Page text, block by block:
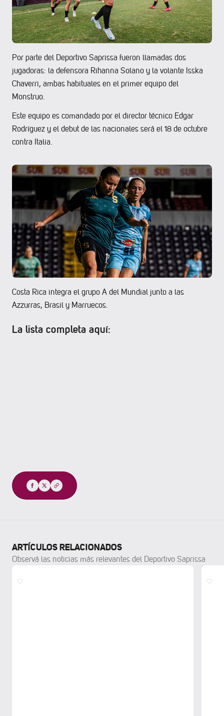
Por parte del Deportivo Saprissa fueron llamadas dos
jugadoras: la defensora Rihanna Solano y la volante Isska
Chaverri, ambas habituales en el primer equipo del
Monstruo.
Este equipo es comandado por el director técnico Edgar
Rodríguez y el debut de las nacionales será el 18 de octubre
contra Italia.
Costa Rica integra el grupo A del Mundial junto a las
Azzurras, Brasil y Marruecos.
La lista completa aquí:
Compartir
ARTÍCULOS RELACIONADOS
Observá las noticias más relevantes del Deportivo Saprissa